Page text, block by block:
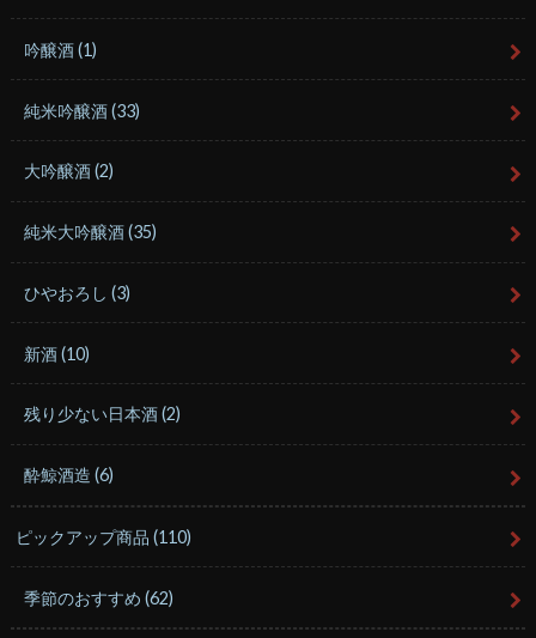
吟醸酒(1)
純米吟醸酒(33)
大吟醸酒(2)
純米大吟醸酒(35)
ひやおろし(3)
新酒(10)
残り少ない日本酒(2)
酔鯨酒造(6)
ピックアップ商品(110)
季節のおすすめ(62)